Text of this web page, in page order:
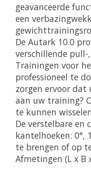
geavanceerde
een
De Autark 10.0
verschillende
Trainingen voor
professioneel te
zorgen ervoor dat
aan uw training?
te kunnen
De verstelbare en
kantelhoeken: 0°,
te brengen of op
Afmetingen (L x B